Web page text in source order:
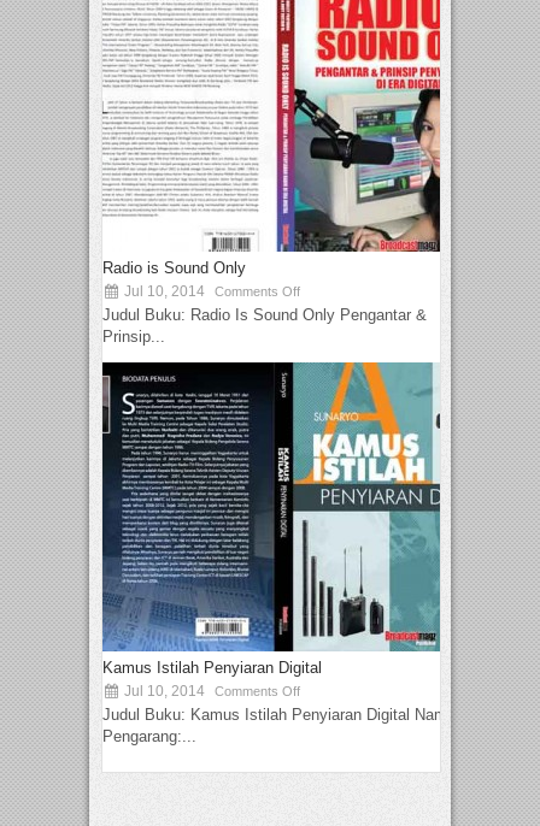
Radio is Sound Only
Jul 10, 2014 Comments Off
Judul Buku: Radio Is Sound Only Pengantar &
Prinsip...
Kamus Istilah Penyiaran Digital
Jul 10, 2014 Comments Off
Judul Buku: Kamus Istilah Penyiaran Digital Nama
Pengarang:...